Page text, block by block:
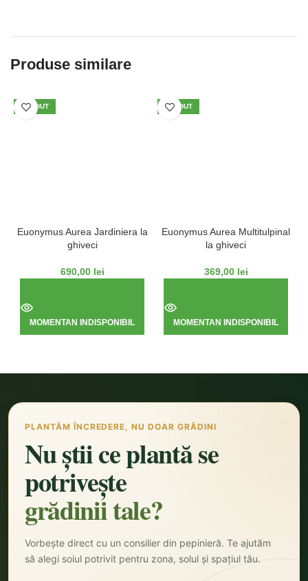
Produse similare
VÂNDUT
Euonymus Aurea Jardiniera la
ghiveci
690,00 lei
MOMENTAN INDISPONIBIL
VÂNDUT
Euonymus Aurea Multitulpinal
la ghiveci
369,00 lei
MOMENTAN INDISPONIBIL
PLANTĂM ÎNCREDERE, NU DOAR GRĂDINI
Nu știi ce plantă se
potrivește
grădinii tale?
Vorbește direct cu un consilier din pepinieră. Te ajutăm
să alegi soiul potrivit pentru zona, solul și spațiul tău.